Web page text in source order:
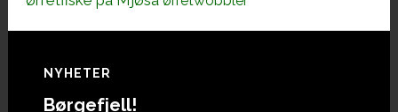
Footer
NYHETER
Børgefjell!